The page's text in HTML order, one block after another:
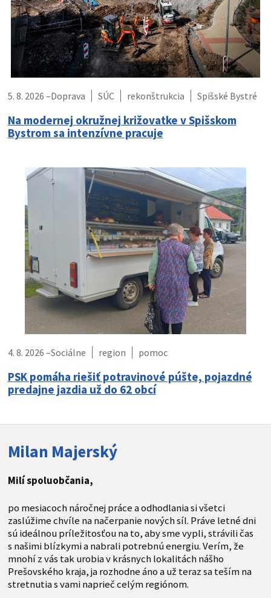
5. 8. 2026 –Doprava SÚC rekonštrukcia Spišské Bystré
Na modernej okružnej križovatke v Spišskom
Bystrom sa intenzívne pracuje
4. 8. 2026 –Sociálne region pomoc
PSK pomáha riešiť potravinové púšte, pojazdné
predajne jazdia už do 62 obcí
Milan Majerský
Milí spoluobčania,
po mesiacoch náročnej práce a odhodlania si všetci
zaslúžime chvíle na načerpanie nových síl. Práve letné dni
sú ideálnou príležitosťou na to, aby sme vypli, strávili čas
s našimi blízkymi a nabrali potrebnú energiu. Verím, že
mnohí z vás tak urobia v krásnych lokalitách nášho
Prešovského kraja, ja rozhodne áno a už teraz sa teším na
stretnutia s vami naprieč celým regiónom.